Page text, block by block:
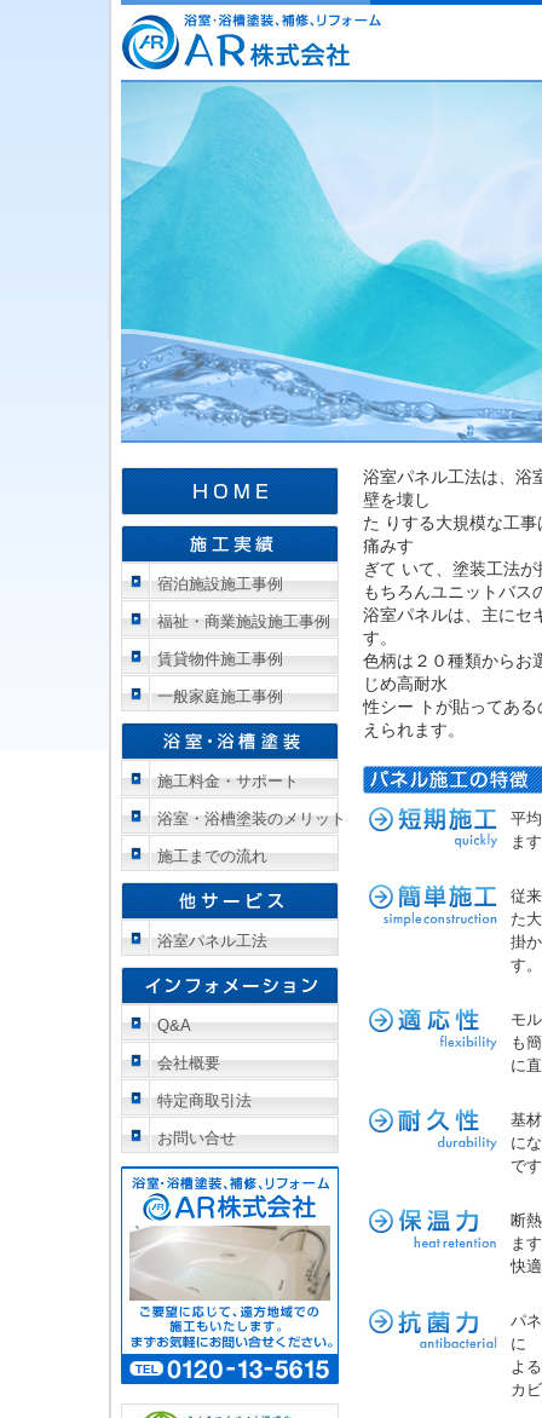
宿泊施設施工事例
福祉・商業施設施工事例
賃貸物件施工事例
一般家庭施工事例
施工料金・サポート
浴室・浴槽塗装のメリット
施工までの流れ
浴室パネル工法
Q&A
会社概要
特定商取引法
お問い合せ
浴室パネル工法は、浴
壁を壊し
た りする大規模な工
痛みす
ぎて いて、塗装工法
もちろんユニットバス
浴室パネルは、主にセ
す。
色柄は２０種類からお
じめ高耐水
性シー トが貼ってあ
えられます。
平
ま
従
た大
掛
す。
モ
も
に
基
に
で
断
ま
快
パ
に
よ
カ